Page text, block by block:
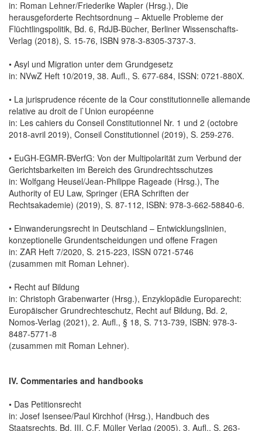
in: Roman Lehner/Friederike Wapler (Hrsg.), Die
herausgeforderte Rechtsordnung – Aktuelle Probleme der
Flüchtlingspolitik, Bd. 6, RdJB-Bücher, Berliner Wissenschafts-
Verlag (2018), S. 15-76, ISBN 978-3-8305-3737-3.
• Asyl und Migration unter dem Grundgesetz
in: NVwZ Heft 10/2019, 38. Aufl., S. 677-684, ISSN: 0721-880X.
• La jurisprudence récente de la Cour constitutionnelle allemande
relative au droit de l`Union européenne
in: Les cahiers du Conseil Constitutionnel Nr. 1 und 2 (octobre
2018-avril 2019), Conseil Constitutionnel (2019), S. 259-276.
• EuGH-EGMR-BVerfG: Von der Multipolarität zum Verbund der
Gerichtsbarkeiten im Bereich des Grundrechtsschutzes
in: Wolfgang Heusel/Jean-Philippe Rageade (Hrsg.), The
Authority of EU Law, Springer (ERA Schriften der
Rechtsakademie) (2019), S. 87-112, ISBN: 978-3-662-58840-6.
• Einwanderungsrecht in Deutschland – Entwicklungslinien,
konzeptionelle Grundentscheidungen und offene Fragen
in: ZAR Heft 7/2020, S. 215-223, ISSN 0721-5746
(zusammen mit Roman Lehner).
• Recht auf Bildung
in: Christoph Grabenwarter (Hrsg.), Enzyklopädie Europarecht:
Europäischer Grundrechteschutz, Recht auf Bildung, Bd. 2,
Nomos-Verlag (2021), 2. Aufl., § 18, S. 713-739, ISBN: 978-3-
8487-5771-8
(zusammen mit Roman Lehner).
IV. Commentaries and handbooks
• Das Petitionsrecht
in: Josef Isensee/Paul Kirchhof (Hrsg.), Handbuch des
Staatsrechts, Bd. III, C.F. Müller Verlag (2005), 3. Aufl., S. 263-